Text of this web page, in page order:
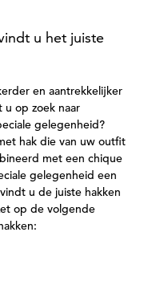
u het juiste
en aantrekkelijker
u op zoek naar
gelegenheid?
hak die van uw outfit
met een chique
gelegenheid een
u de juiste hakken
op de volgende